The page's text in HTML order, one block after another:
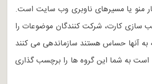
منو یا مسیرهای ناوبری وب سایت است.
سازی کارت، شرکت کنندگان موضوعات را
به آنها حساس هستند سازماندهی می کنند
به شما این گروه ها را برچسب گذاری